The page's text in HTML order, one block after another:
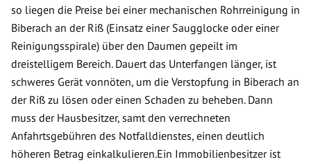
so liegen die Preise bei einer mechanischen Rohrreinigung in
Biberach an der Riß (Einsatz einer Saugglocke oder einer
Reinigungsspirale) über den Daumen gepeilt im
dreistelligem Bereich. Dauert das Unterfangen länger, ist
schweres Gerät vonnöten, um die Verstopfung in Biberach an
der Riß zu lösen oder einen Schaden zu beheben. Dann
muss der Hausbesitzer, samt den verrechneten
Anfahrtsgebühren des Notfalldienstes, einen deutlich
höheren Betrag einkalkulieren.Ein Immobilienbesitzer ist